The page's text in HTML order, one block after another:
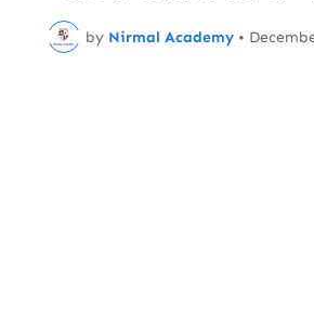
by Nirmal Academy •